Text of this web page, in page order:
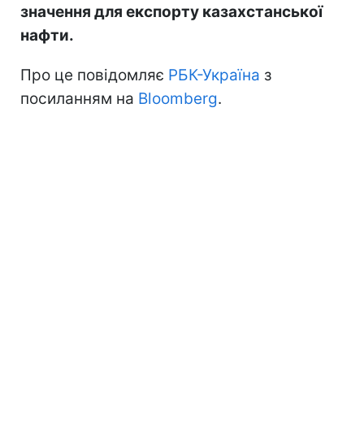
значення для експорту казахстанської
нафти.
Про це повідомляє РБК-Україна з
посиланням на Bloomberg.